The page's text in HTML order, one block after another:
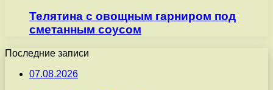
Телятина с овощным гарниром под
сметанным соусом
Последние записи
07.08.2026